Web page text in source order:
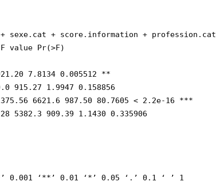
sexe.cat + score.information + profession.cat
F value Pr(>F)
7.8134 0.005512 **
915.27 1.9947 0.158856
6621.6 987.50 80.7605 < 2.2e-16 ***
5382.3 909.39 1.1430 0.335906
0.001 ‘**’ 0.01 ‘*’ 0.05 ‘.’ 0.1 ‘ ’ 1